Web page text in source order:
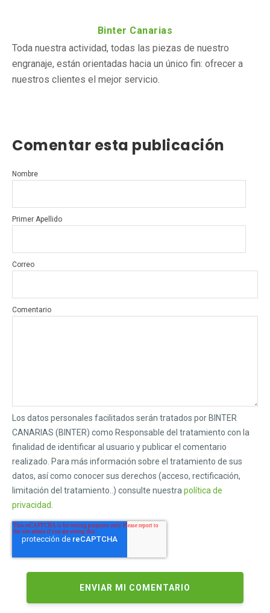
Binter Canarias
Toda nuestra actividad, todas las piezas de nuestro
engranaje, están orientadas hacia un único fin: ofrecer a
nuestros clientes el mejor servicio.
Comentar esta publicación
Nombre
Primer Apellido
Correo
Comentario
Los datos personales facilitados serán tratados por BINTER
CANARIAS (BINTER) como Responsable del tratamiento con la
finalidad de identificar al usuario y publicar el comentario
realizado. Para más información sobre el tratamiento de sus
datos, así como conocer sus derechos (acceso, rectificación,
limitación del tratamiento..) consulte nuestra política de
privacidad